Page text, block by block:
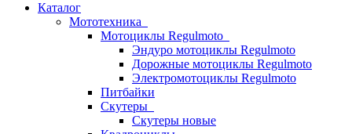
Каталог
Мототехника
Мотоциклы Regulmoto
Эндуро мотоциклы Regulmoto
Дорожные мотоциклы Regulmoto
Электромотоциклы Regulmoto
Питбайки
Скутеры
Скутеры новые